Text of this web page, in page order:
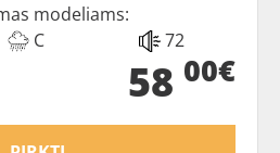
modeliams:
C 72
58 00€